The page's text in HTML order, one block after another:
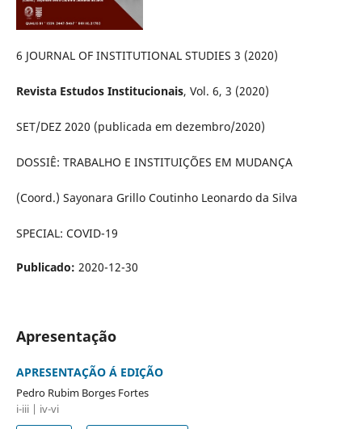
6 JOURNAL OF INSTITUTIONAL STUDIES 3 (2020)
Revista Estudos Institucionais, Vol. 6, 3 (2020)
SET/DEZ 2020 (publicada em dezembro/2020)
DOSSIÊ: TRABALHO E INSTITUIÇÕES EM MUDANÇA
(Coord.) Sayonara Grillo Coutinho Leonardo da Silva
SPECIAL: COVID-19
Publicado: 2020-12-30
Apresentação
APRESENTAÇÃO Á EDIÇÃO
Pedro Rubim Borges Fortes
i-iii | iv-vi